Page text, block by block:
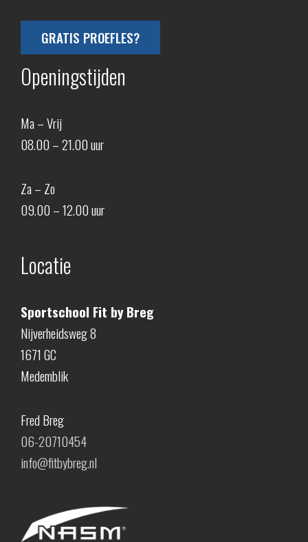
GRATIS PROEFLES?
Openingstijden
Ma – Vrij
08.00 – 21.00 uur
Za – Zo
09.00 – 12.00 uur
Locatie
Sportschool Fit by Breg
Nijverheidsweg 8
1671 GC
Medemblik
Fred Breg
06-20710454
info@fitbybreg.nl